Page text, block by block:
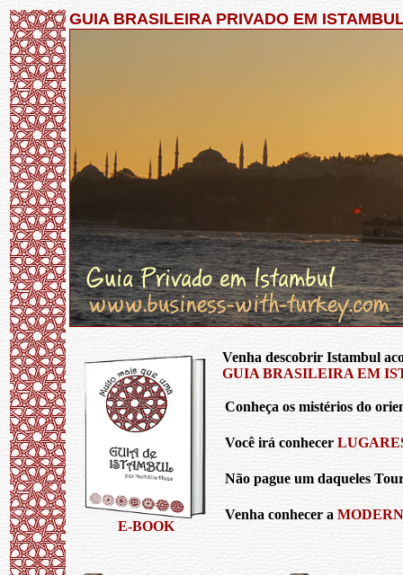
GUIA BRASILEIRA PRIVADO EM
E-BOOK
Venha descobrir Istambul
GUIA BRASILEIRA EM
Conheça os mistérios do
Você irá conhecer
Não pague um daqueles
Venha conhecer a